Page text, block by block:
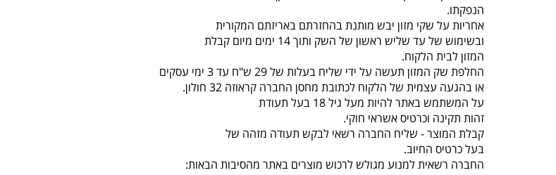
הנפקתו.
אחריות על שקי מזון יבש מותנת בהחזרתם באריזתם המקורית
ובשימוש של עד שליש ראשון של השק ותוך 14 ימים מיום קבלת
המזון לבית הלקוח.
החלפת שק המזון תעשה על ידי שליח בעלות של 29 ש"ח עד 3 ימי עסקים
או בהגעה עצמית של הלקוח לכתובת מחסן החברה קראוזה 32 חולון.
על המשתמש באתר להיות מעל גיל 18 בעל תעודת
זהות תקינה וכרטיס אשראי חוקי.
קבלת המוצר - שליח החברה רשאי לבקש תעודה מזהה של
בעל כרטיס החיוב.
החברה רשאית למנוע מגולש לרכוש מוצרים באתר מהסיבות הבאות: